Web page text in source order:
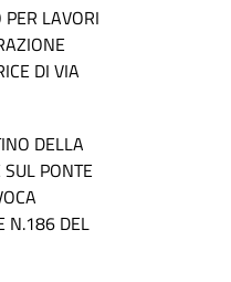
LAVORI
DI VIA
DELLA
PONTE
N.186 DEL